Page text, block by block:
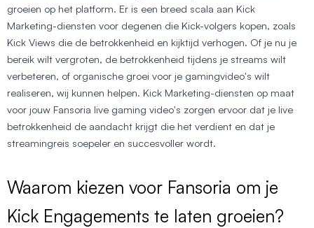
groeien op het platform. Er is een breed scala aan Kick
Marketing-diensten voor degenen die Kick-volgers kopen, zoals
Kick Views die de betrokkenheid en kijktijd verhogen. Of je nu je
bereik wilt vergroten, de betrokkenheid tijdens je streams wilt
verbeteren, of organische groei voor je gamingvideo's wilt
realiseren, wij kunnen helpen. Kick Marketing-diensten op maat
voor jouw Fansoria live gaming video's zorgen ervoor dat je live
betrokkenheid de aandacht krijgt die het verdient en dat je
streamingreis soepeler en succesvoller wordt.
Waarom kiezen voor Fansoria om je
Kick Engagements te laten groeien?